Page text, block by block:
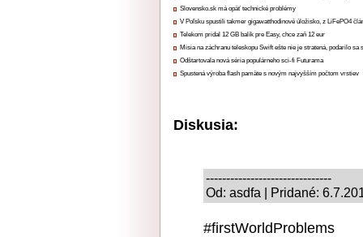
Slovensko.sk má opäť technické problémy
V Poľsku spustili takmer gigawatthodinové úložisko, z LiFePO4
Telekom pridal 12 GB balík pre Easy, chce zaň 12 eur
Misia na záchranu teleskopu Swift ešte nie je stratená, podarilo sa
Odštartovala nová séria populárneho sci-fi Futurama
Spustená výroba flash pamäte s novým najvyšším počtom vrstiev
Diskusia:
-------------------------------
Od: asdfa | Pridané:
#firstWorldProblems